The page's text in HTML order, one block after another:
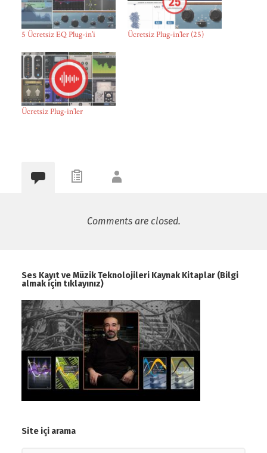
5 Ücretsiz EQ Plug-in’i Ücretsiz Plug-in’ler (25)
Ücretsiz Plug-in’ler
Comments are closed.
Ses Kayıt ve Müzik Teknolojileri Kaynak Kitaplar (Bilgi
almak için tıklayınız)
Site içi arama